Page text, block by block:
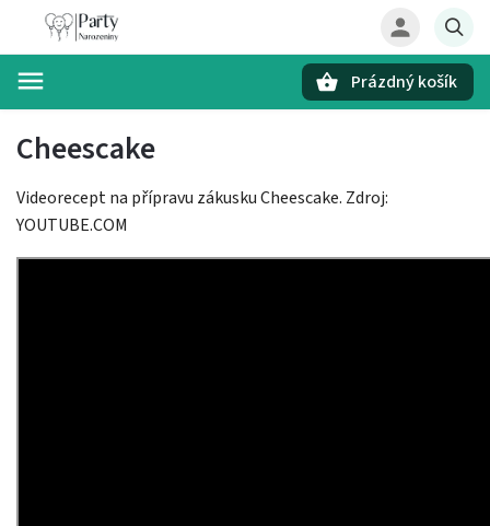
Prázdný košík
Cheescake
Videorecept na přípravu zákusku Cheescake. Zdroj:
YOUTUBE.COM